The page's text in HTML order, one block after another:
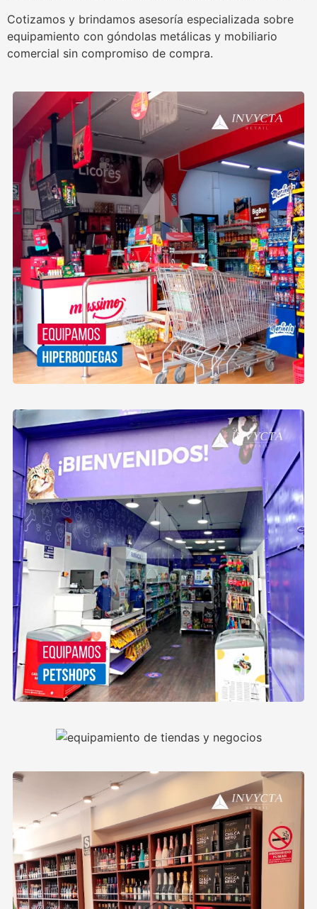
Cotizamos y brindamos asesoría especializada sobre
equipamiento con góndolas metálicas y mobiliario
comercial sin compromiso de compra.